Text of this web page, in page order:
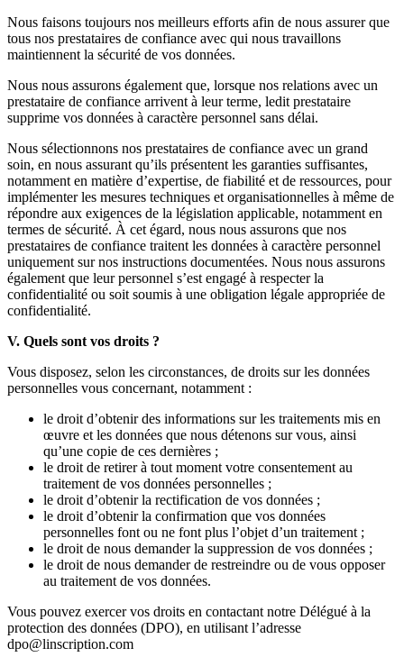
Nous faisons toujours nos meilleurs efforts afin de nous assurer que
tous nos prestataires de confiance avec qui nous travaillons
maintiennent la sécurité de vos données.
Nous nous assurons également que, lorsque nos relations avec un
prestataire de confiance arrivent à leur terme, ledit prestataire
supprime vos données à caractère personnel sans délai.
Nous sélectionnons nos prestataires de confiance avec un grand
soin, en nous assurant qu’ils présentent les garanties suffisantes,
notamment en matière d’expertise, de fiabilité et de ressources, pour
implémenter les mesures techniques et organisationnelles à même de
répondre aux exigences de la législation applicable, notamment en
termes de sécurité. À cet égard, nous nous assurons que nos
prestataires de confiance traitent les données à caractère personnel
uniquement sur nos instructions documentées. Nous nous assurons
également que leur personnel s’est engagé à respecter la
confidentialité ou soit soumis à une obligation légale appropriée de
confidentialité.
V. Quels sont vos droits ?
Vous disposez, selon les circonstances, de droits sur les données
personnelles vous concernant, notamment :
le droit d’obtenir des informations sur les traitements mis en
œuvre et les données que nous détenons sur vous, ainsi
qu’une copie de ces dernières ;
le droit de retirer à tout moment votre consentement au
traitement de vos données personnelles ;
le droit d’obtenir la rectification de vos données ;
le droit d’obtenir la confirmation que vos données
personnelles font ou ne font plus l’objet d’un traitement ;
le droit de nous demander la suppression de vos données ;
le droit de nous demander de restreindre ou de vous opposer
au traitement de vos données.
Vous pouvez exercer vos droits en contactant notre Délégué à la
protection des données (DPO), en utilisant l’adresse
dpo@linscription.com